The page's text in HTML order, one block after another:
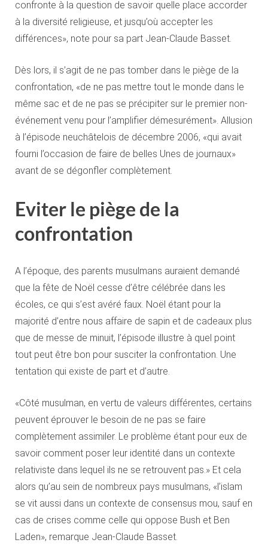
confronte à la question de savoir quelle place accorder
à la diversité religieuse, et jusqu’où accepter les
différences», note pour sa part Jean-Claude Basset.
Dès lors, il s’agit de ne pas tomber dans le piège de la
confrontation, «de ne pas mettre tout le monde dans le
même sac et de ne pas se précipiter sur le premier non-
événement venu pour l’amplifier démesurément». Allusion
à l’épisode neuchâtelois de décembre 2006, «qui avait
fourni l’occasion de faire de belles Unes de journaux»
avant de se dégonfler complètement.
Eviter le piège de la
confrontation
A l’époque, des parents musulmans auraient demandé
que la fête de Noël cesse d’être célébrée dans les
écoles, ce qui s’est avéré faux. Noël étant pour la
majorité d’entre nous affaire de sapin et de cadeaux plus
que de messe de minuit, l’épisode illustre à quel point
tout peut être bon pour susciter la confrontation. Une
tentation qui existe de part et d’autre.
«Côté musulman, en vertu de valeurs différentes, certains
peuvent éprouver le besoin de ne pas se faire
complètement assimiler. Le problème étant pour eux de
savoir comment poser leur identité dans un contexte
relativiste dans lequel ils ne se retrouvent pas.» Et cela
alors qu’au sein de nombreux pays musulmans, «l’islam
se vit aussi dans un contexte de consensus mou, sauf en
cas de crises comme celle qui oppose Bush et Ben
Laden», remarque Jean-Claude Basset.